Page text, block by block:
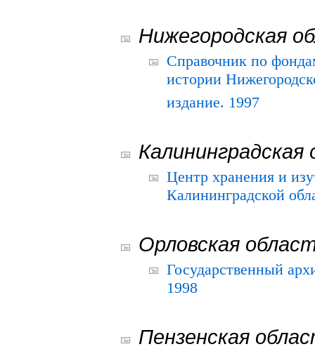
Нижегородская
Справочник по
истории
издание. 1997
Калининградская
Центр хранения и
Калининградской
Орловская
Государственный
1998
Пензенская